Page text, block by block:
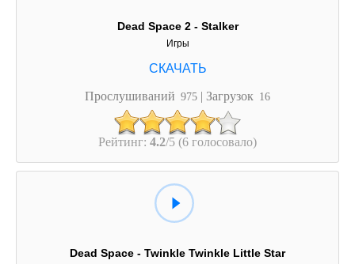
Dead Space 2 - Stalker
Игры
Прослушиваний 975 | Загрузок 16
Рейтинг: 4.2/5 (6 голосовало)
Dead Space - Twinkle Twinkle Little Star